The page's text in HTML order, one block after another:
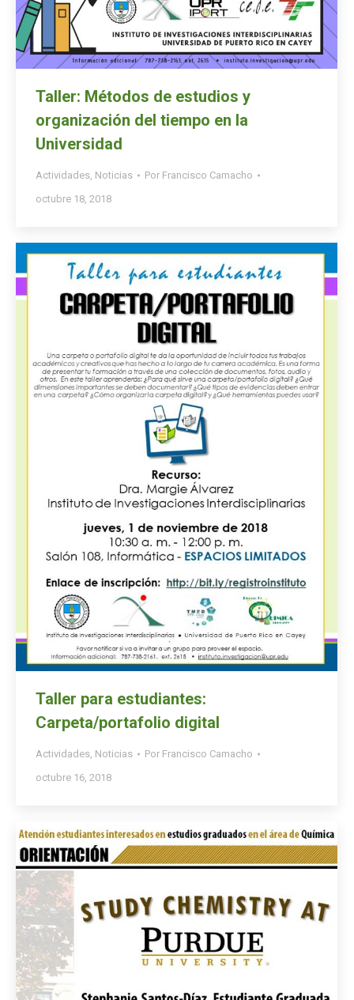
Taller: Métodos de estudios y
organización del tiempo en la
Universidad
Actividades Noticias Por Francisco Camacho
octubre 18, 2018
Taller para estudiantes:
Carpeta/portafolio digital
Actividades, Noticias Por Francisco Camacho
octubre 16, 2018